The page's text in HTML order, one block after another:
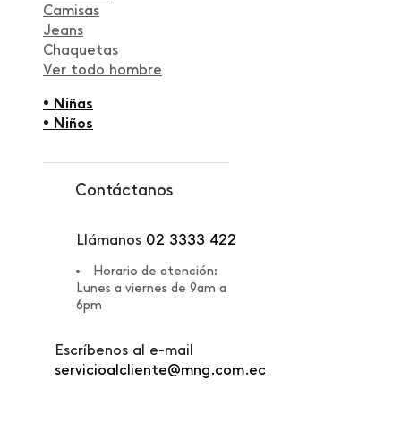
Camisas
Jeans
Chaquetas
Ver todo hombre
• Niñas
• Niños
Contáctanos
Llámanos 02 3333 422
Horario de atención:
Lunes a viernes de 9am a
6pm
Escríbenos al e-mail
servicioalcliente@mng.com.ec